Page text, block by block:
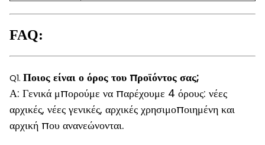
FAQ:
Q1. Ποιος είναι ο όρος του προϊόντος σας;
Α: Γενικά μπορούμε να παρέχουμε 4 όρους: νέες
αρχικές, νέες γενικές, αρχικές χρησιμοποιημένη και
αρχική που ανανεώνονται.